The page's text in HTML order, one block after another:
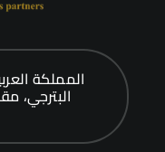
المملكة
البترجي،